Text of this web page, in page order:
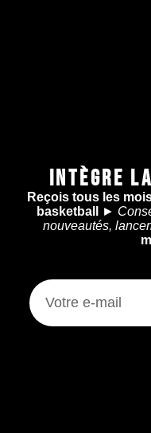
INTÈGRE
Reçois tous les
basketball
►
nouveautés,